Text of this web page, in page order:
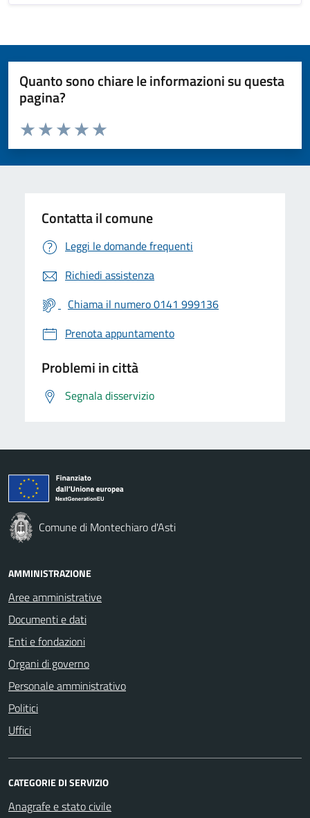
Quanto sono chiare le informazioni su questa
pagina?
Valuta da 1 a 5 stelle la pagina
Valuta 5 stelle su 5
Valuta 4 stelle su 5
Valuta 3 stelle su 5
Valuta 2 stelle su 5
Valuta 1 stelle su 5
Contatta il comune
Leggi le domande frequenti
Richiedi assistenza
Chiama il numero 0141 999136
Prenota appuntamento
Problemi in città
Segnala disservizio
Comune di Montechiaro d'Asti
AMMINISTRAZIONE
Aree amministrative
Documenti e dati
Enti e fondazioni
Organi di governo
Personale amministrativo
Politici
Uffici
CATEGORIE DI SERVIZIO
Anagrafe e stato civile